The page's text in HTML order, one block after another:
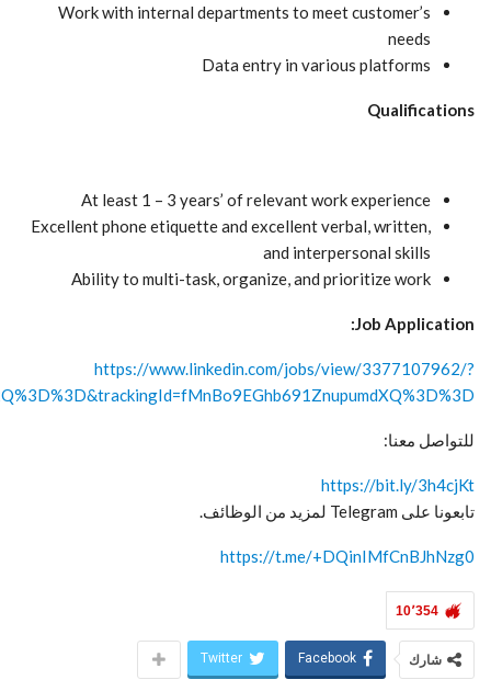
Work with internal departments to meet customer’s
needs
Data entry in various platforms
Qualifications
At least 1 – 3 years’ of relevant work experience
Excellent phone etiquette and excellent verbal, written,
and interpersonal skills
Ability to multi-task, organize, and prioritize work
Job Application:
https://www.linkedin.com/jobs/view/3377107962/?
للتواصل معنا:
https://bit.ly/3h4cjKt
تابعونا على Telegram لمزيد من الوظائف.
https://t.me/+DQinIMfCnBJhNzg0
10٬354
شارك Facebook
Twitter